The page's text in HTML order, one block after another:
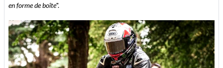
en forme de boîte".